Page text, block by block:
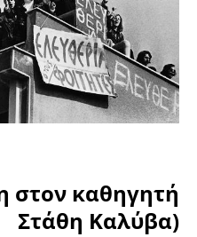
στον καθηγητή
Στάθη Καλύβα)